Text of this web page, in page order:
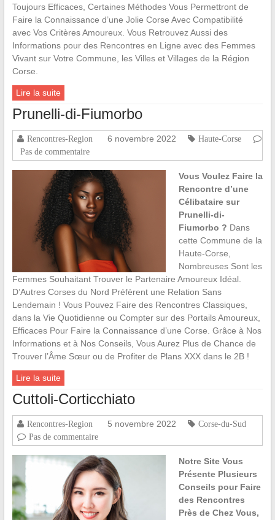
Toujours Efficaces, Certaines Méthodes Vous Permettront de
Faire la Connaissance d’une Jolie Corse Avec Compatibilité
avec Vos Critères Amoureux. Vous Retrouvez Aussi des
Informations pour des Rencontres en Ligne avec des Femmes
Vivant sur Votre Commune, les Villes et Villages de la Région
Corse.
Lire la suite
Prunelli-di-Fiumorbo
Rencontres-Region 6 novembre 2022
Haute-Corse
Pas de commentaire
Vous Voulez Faire la
Rencontre d’une
Célibataire sur
Prunelli-di-
Fiumorbo ? Dans
cette Commune de la
Haute-Corse,
Nombreuses Sont les
Femmes Souhaitant Trouver le Partenaire Amoureux Idéal.
D’Autres Corses du Nord Préfèrent une Relation Sans
Lendemain ! Vous Pouvez Faire des Rencontres Classiques,
dans la Vie Quotidienne ou Compter sur des Portails Amoureux,
Efficaces Pour Faire la Connaissance d’une Corse. Grâce à Nos
Informations et à Nos Conseils, Vous Aurez Plus de Chance de
Trouver l’Âme Sœur ou de Profiter de Plans XXX dans le 2B !
Lire la suite
Cuttoli-Corticchiato
Rencontres-Region 5 novembre 2022
Corse-du-Sud
Pas de commentaire
Notre Site Vous
Présente Plusieurs
Conseils pour Faire
des Rencontres
Près de Chez Vous,